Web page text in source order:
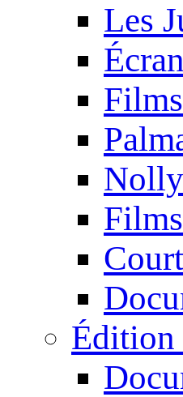
Les
Édition